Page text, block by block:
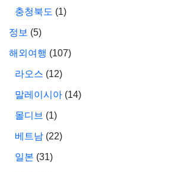
충청북도 (1)
정보 (5)
해외여행 (107)
라오스 (12)
말레이시아 (14)
몰디브 (1)
베트남 (22)
일본 (31)